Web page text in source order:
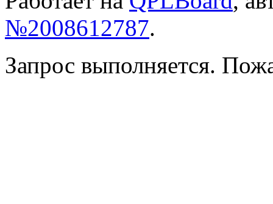
№2008612787.
Запрос выполняется.